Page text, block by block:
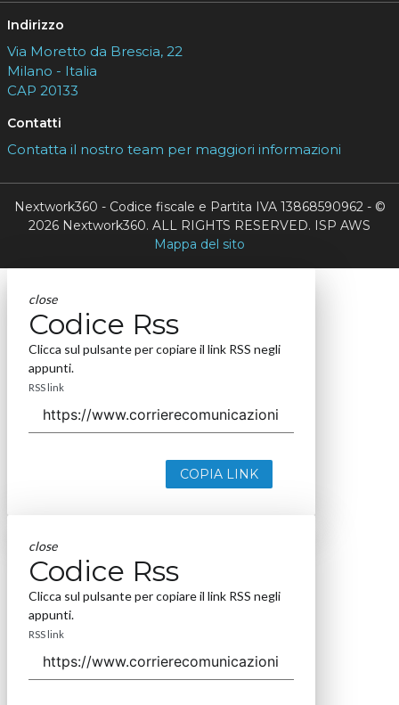
Indirizzo
Via Moretto da Brescia, 22
Milano - Italia
CAP 20133
Contatti
Contatta il nostro team per maggiori informazioni
Nextwork360 - Codice fiscale e Partita IVA 13868590962 - ©
2026 Nextwork360. ALL RIGHTS RESERVED. ISP AWS
Mappa del sito
close
Codice Rss
Clicca sul pulsante per copiare il link RSS negli
appunti.
RSS link
COPIA LINK
close
Codice Rss
Clicca sul pulsante per copiare il link RSS negli
appunti.
RSS link